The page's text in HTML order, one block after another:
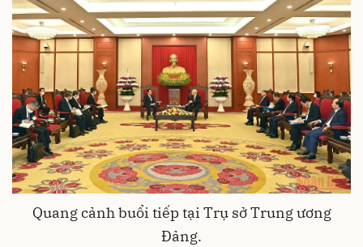
Quang cảnh buổi tiếp tại Trụ sở Trung ương
Đảng.